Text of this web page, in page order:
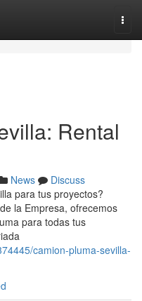
Rental
News
Discuss
para tus proyectos?
la Empresa, ofrecemos
para todas tus
camion-pluma-sevilla-